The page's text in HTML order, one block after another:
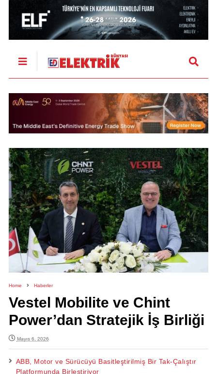
Home Haberler
Vestel Mobilite ve Chint
Power’dan Stratejik İş Birliği
Mayıs 6, 2026
ABB, Motor ve Sürücüyü Basitleştirilmiş Bir Tak-Çalıştır
Platformunda Birleştiriyor